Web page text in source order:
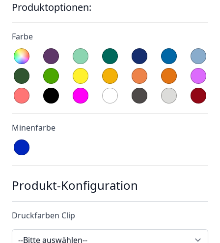
Produktoptionen:
Farbe
Minenfarbe
Produkt-Konfiguration
Druckfarben Clip